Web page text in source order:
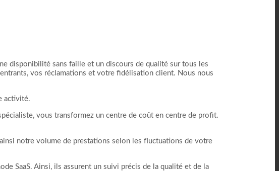
disponibilité sans faille et un discours de qualité sur tous les
vos réclamations et votre fidélisation client. Nous nous
activité.
vous transformez un centre de coût en centre de profit.
notre volume de prestations selon les fluctuations de votre
SaaS. Ainsi, ils assurent un suivi précis de la qualité et de la